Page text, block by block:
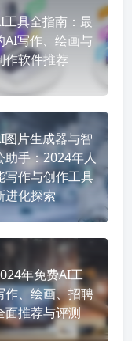
工具全指南：最
AI写作、绘画与
作软件推荐
图片生成器与智
助手：2024年人
写作与创作工具
进化探索
年免费AI工
作、绘画、招聘
面推荐与评测